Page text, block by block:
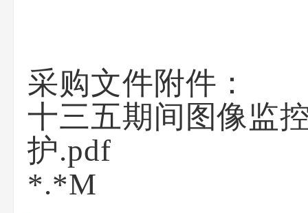
采购文件附件：
十三五期间图像监
护.pdf
*.*M